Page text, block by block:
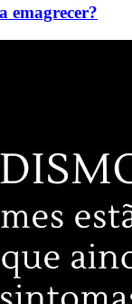
emagrecer?